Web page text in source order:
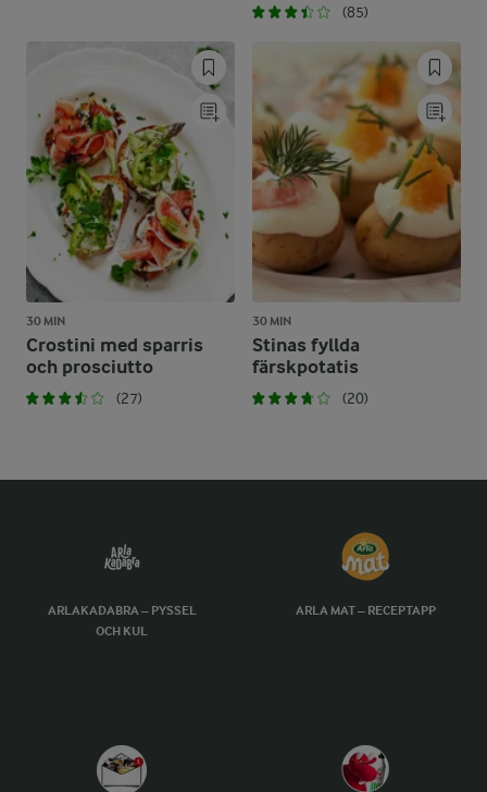
(85)
30 MIN
Crostini med sparris
och prosciutto
(27)
30 MIN
Stinas fyllda
färskpotatis
(20)
ARLAKADABRA – PYSSEL
OCH KUL
ARLA MAT – RECEPTAPP